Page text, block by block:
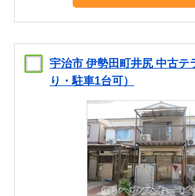
宇治市 伊勢田町井尻 中古テ
り・駐車1台可）